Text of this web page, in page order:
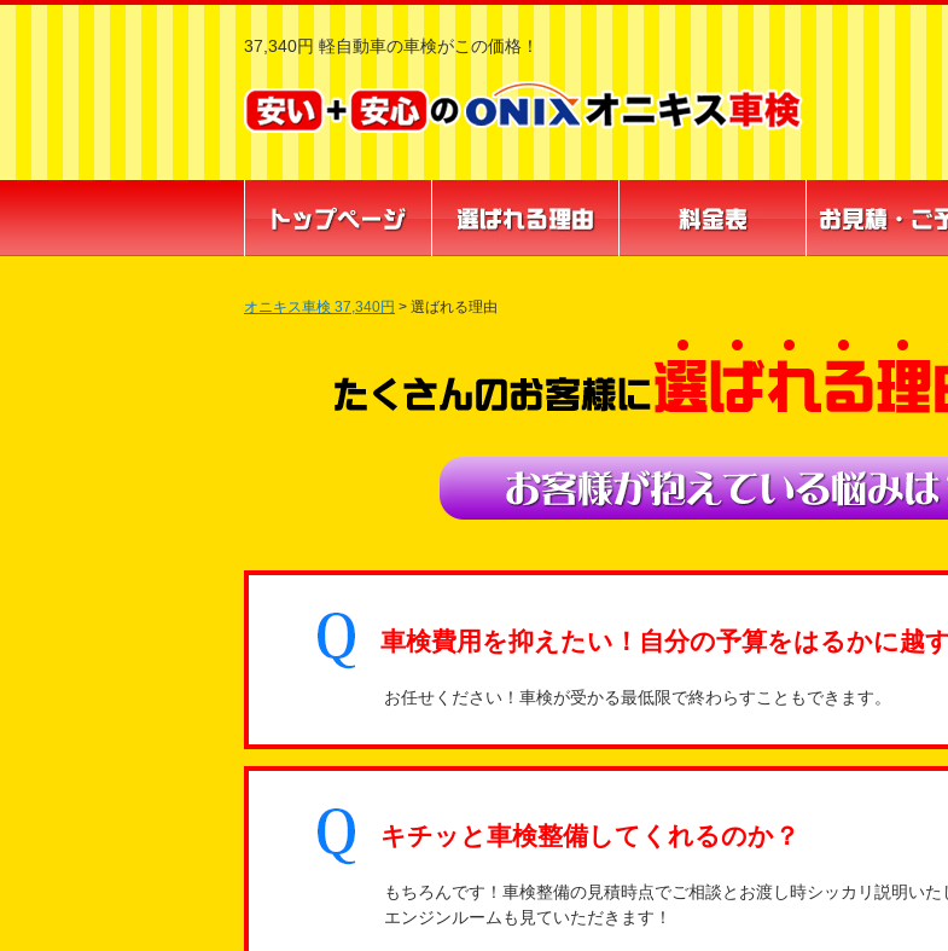
37,340円 軽自動車の車検がこの価格！
オニキス車検 37,340円 > 選ばれる理由
車検費用を抑えたい！自分の予算をはるかに越
お任せください！車検が受かる最低限で終わらすこともできます。
キチッと車検整備してくれるのか？
もちろんです！車検整備の見積時点でご相談とお渡し時シッカリ説明いた
エンジンルームも見ていただきます！